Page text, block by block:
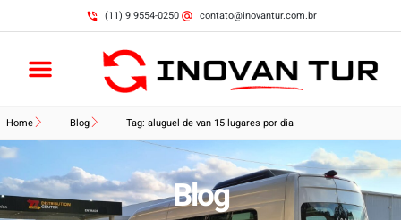
(11) 9 9554-0250 contato@inovantur.com.br
Home Blog Tag: aluguel de van 15 lugares por dia
Blog